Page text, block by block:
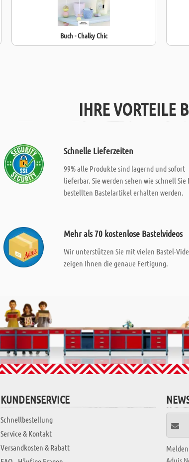
Buch - Chalky Chic
IHRE VORTEILE
Schnelle Lieferzeiten
99% alle Produkte sind lagernd und sofort
lieferbar. Sie werden sehen wie schnell Sie
bestellten Bastelartikel erhalten werden.
Mehr als 70 kostenlose Bastelvideos
Wir unterstützen Sie mit vielen Bastel-
zeigen Ihnen die genaue Fertigung.
KUNDENSERVICE
Schnellbestellung
Service & Kontakt
Versandkosten & Rabatt